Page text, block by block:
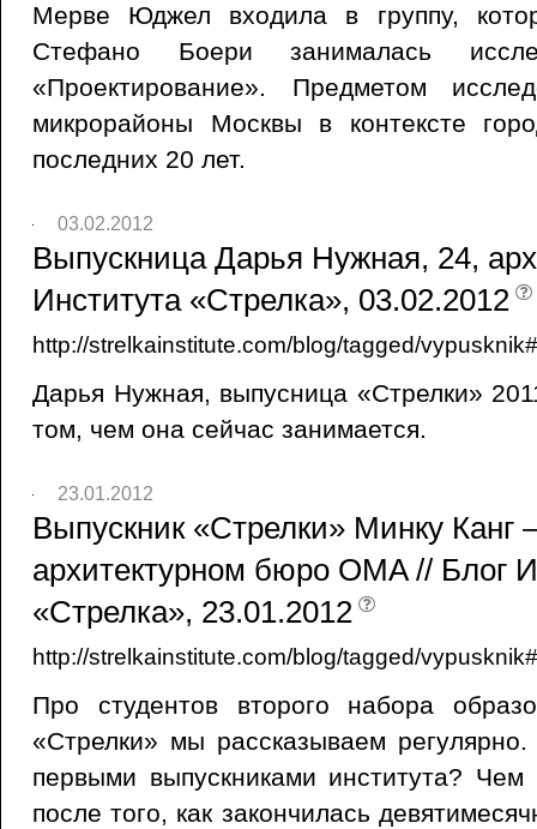
Мерве Юджел входила в группу,
Стефано Боери занималась
«Проектирование». Предметом
микрорайоны Москвы в контексте
последних 20 лет.
03.02.2012
Выпускница Дарья Нужная, 24,
Института «Стрелка», 03.02.2012
http://strelkainstitute.com/blog/tagged/
Дарья Нужная, выпусница «Стрелки»
том, чем она сейчас занимается.
23.01.2012
Выпускник «Стрелки» Минку Канг
архитектурном бюро OMA // Блог
«Стрелка», 23.01.2012
http://strelkainstitute.com/blog/tagged/
Про студентов второго набора
«Стрелки» мы рассказываем
первыми выпускниками института? Чем
после того, как закончилась